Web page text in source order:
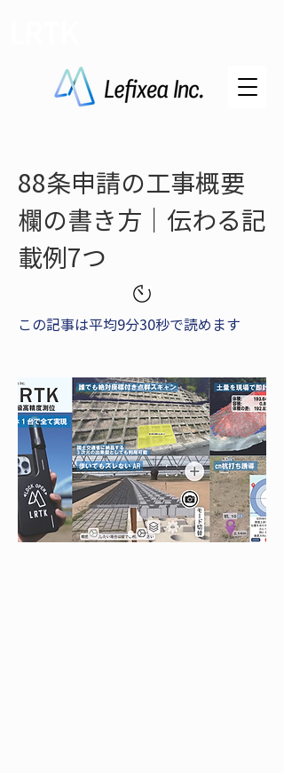
88条申請の工事概要
欄の書き方｜伝わる記
載例7つ
この記事は平均9分30秒で読めます